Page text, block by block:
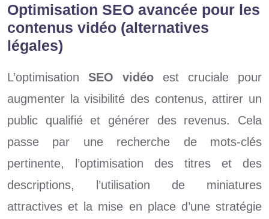
Optimisation SEO avancée pour les
contenus vidéo (alternatives
légales)
L’optimisation SEO vidéo est cruciale pour
augmenter la visibilité des contenus, attirer un
public qualifié et générer des revenus. Cela
passe par une recherche de mots-clés
pertinente, l’optimisation des titres et des
descriptions, l’utilisation de miniatures
attractives et la mise en place d’une stratégie